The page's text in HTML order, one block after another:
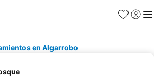
Favoritos
Iniciar
en Algarrobo